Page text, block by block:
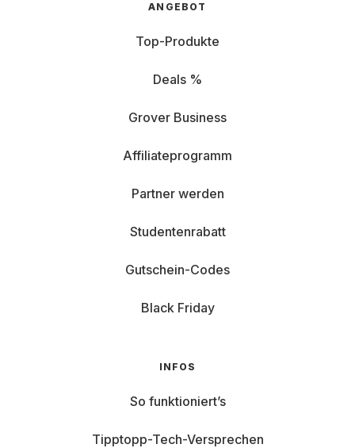
ANGEBOT
Top-Produkte
Deals %
Grover Business
Affiliateprogramm
Partner werden
Studentenrabatt
Gutschein-Codes
Black Friday
INFOS
So funktioniert’s
Tipptopp-Tech-Versprechen